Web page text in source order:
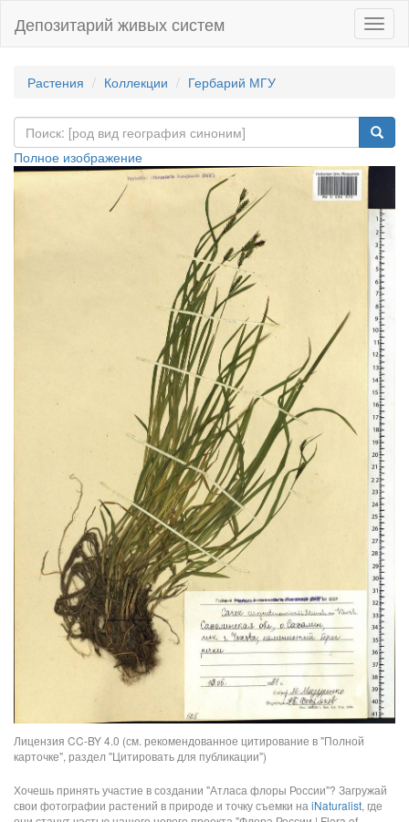
Депозитарий живых систем
Растения Коллекции Гербарий МГУ
Полное изображение
Лицензия CC-BY 4.0 (см. рекомендованное цитирование в "Полной
карточке", раздел "Цитировать для публикации")
Хочешь принять участие в создании "Атласа флоры России"? Загружай
свои фотографии растений в природе и точку съемки наiNaturalist, где